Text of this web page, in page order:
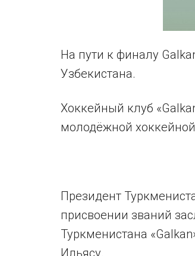
На пути к финалу
Узбекистана.
Хоккейный клуб
молодёжной
Президент
присвоении званий
Туркменистана
Ильясу.